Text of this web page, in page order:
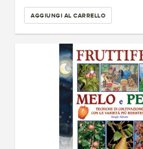
AGGIUNGI AL CARRELLO